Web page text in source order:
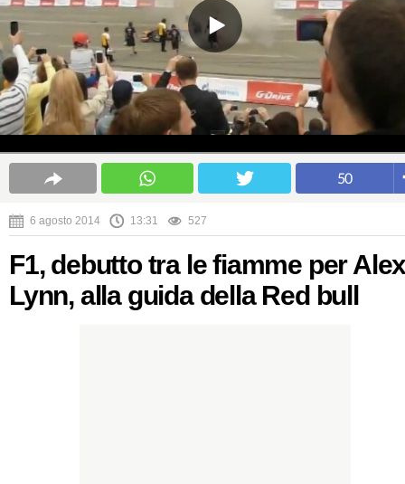
50
6 agosto 2014 13:31 527
F1, debutto tra le fiamme per
Lynn, alla guida della Red bull